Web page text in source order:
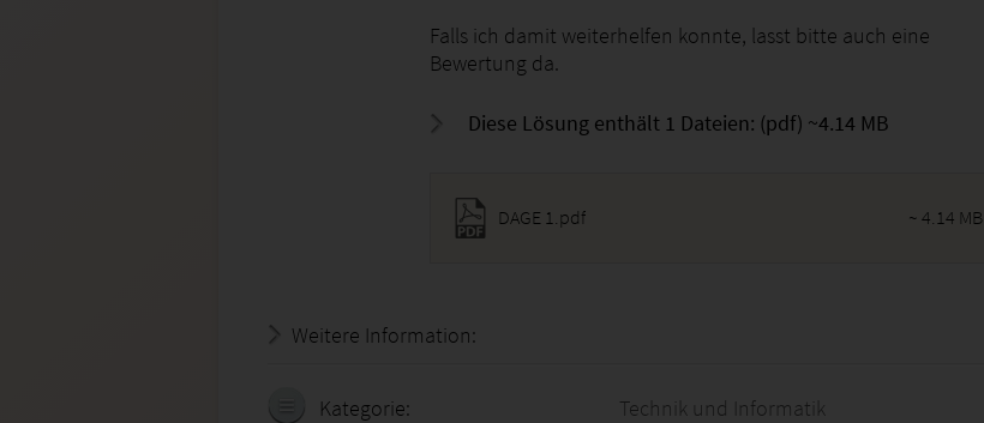
Falls ich damit weiterhelfen konnte, lasst bitte auch eine
Bewertung da.
Diese Lösung enthält 1 Dateien: (pdf) ~4.14 MB
DAGE 1.pdf ~ 4.14 MB
Weitere Information:
Kategorie: Technik und Informatik